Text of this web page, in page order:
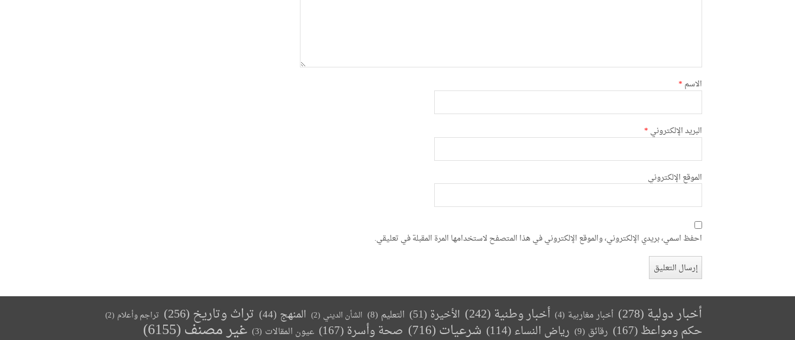
الاسم *
البريد الإلكتروني *
الموقع الإلكتروني
احفظ اسمي، بريدي الإلكتروني، والموقع الإلكتروني في هذا المتصفح لاستخدامها المرة المقبلة في تعليقي.
أخبار دولية (278) أخبار مغاربية (4) أخبار وطنية(242) الأخيرة (51) التعليم (8) الشأن الديني (2) المنهج (44) تراث وتاريخ(256) تراجم وأعلام (2)
حكم ومواعظ(167) رقائق (9) رياض النساء(114) شرعيات(716) صحة وأسرة(167) عيون المقالات (3) غير مصنف(6155)